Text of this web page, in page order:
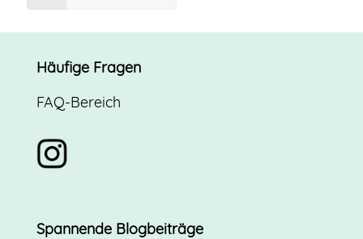
Häufige Fragen
FAQ-Bereich
Spannende Blogbeiträge